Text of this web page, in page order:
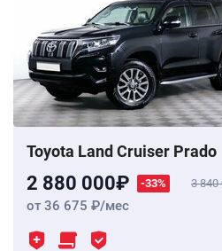
Toyota Land Cruiser Prado
2 880 000 -33% 3 840
от 36 675 /мес